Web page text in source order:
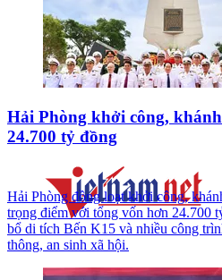
Hải Phòng khởi công,
24.700 tỷ đồng
Hải Phòng đồng loạt khởi công,
trọng điểm với tổng vốn hơn 24.700
bổ di tích Bến K15 và nhiều công
thông, an sinh xã hội.